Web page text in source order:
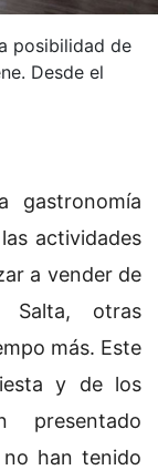
posibilidad de
Desde el
gastronomía
actividades
a vender de
otras
más. Este
y de los
han tenido